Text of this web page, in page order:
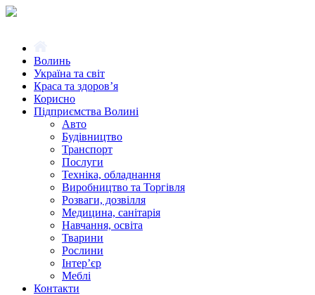
Волинь
Україна та світ
Краса та здоров’я
Корисно
Підприємства Волині
Авто
Будівництво
Транспорт
Послуги
Техніка, обладнання
Виробництво та Торгівля
Розваги, дозвілля
Медицина, санітарія
Навчання, освіта
Тварини
Рослини
Інтер’єр
Меблі
Контакти